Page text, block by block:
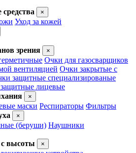
средства ×
Уход за кожей
зрения ×
Очки для газосварщиков
вентиляцией Очки закрытые с
защитные специализированые
лицевые
×
маски Респираторы Фильтры
×
(беруши) Наушники
с высоты ×